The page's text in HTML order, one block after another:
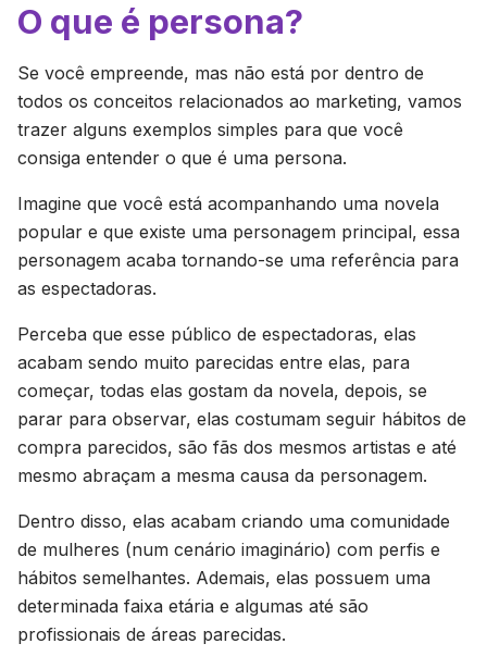
O que é persona?
Se você empreende, mas não está por dentro de
todos os conceitos relacionados ao marketing, vamos
trazer alguns exemplos simples para que você
consiga entender o que é uma persona.
Imagine que você está acompanhando uma novela
popular e que existe uma personagem principal, essa
personagem acaba tornando-se uma referência para
as espectadoras.
Perceba que esse público de espectadoras, elas
acabam sendo muito parecidas entre elas, para
começar, todas elas gostam da novela, depois, se
parar para observar, elas costumam seguir hábitos de
compra parecidos, são fãs dos mesmos artistas e até
mesmo abraçam a mesma causa da personagem.
Dentro disso, elas acabam criando uma comunidade
de mulheres (num cenário imaginário) com perfis e
hábitos semelhantes. Ademais, elas possuem uma
determinada faixa etária e algumas até são
profissionais de áreas parecidas.